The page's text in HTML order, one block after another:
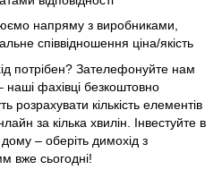
напряму з виробниками,
співвідношення ціна/якість
потрібен? Зателефонуйте нам
фахівці безкоштовно
розрахувати кількість елементів
за кілька хвилін. Інвестуйте в
– оберіть димохід з
вже сьогодні!